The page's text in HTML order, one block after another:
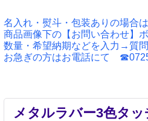
名入れ・熨斗・包装ありの場合は
商品画像下の【お問い合わせ】
数量・希望納期などを入力→質
お急ぎの方はお電話にて
メタルラバー3色タ